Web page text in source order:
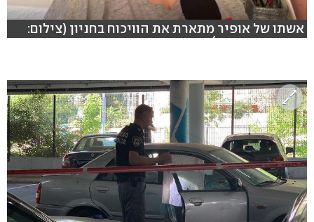
אשתו של אופיר מתארת את הוויכוח בחניון (צילום:
רועי רובינשטיין)